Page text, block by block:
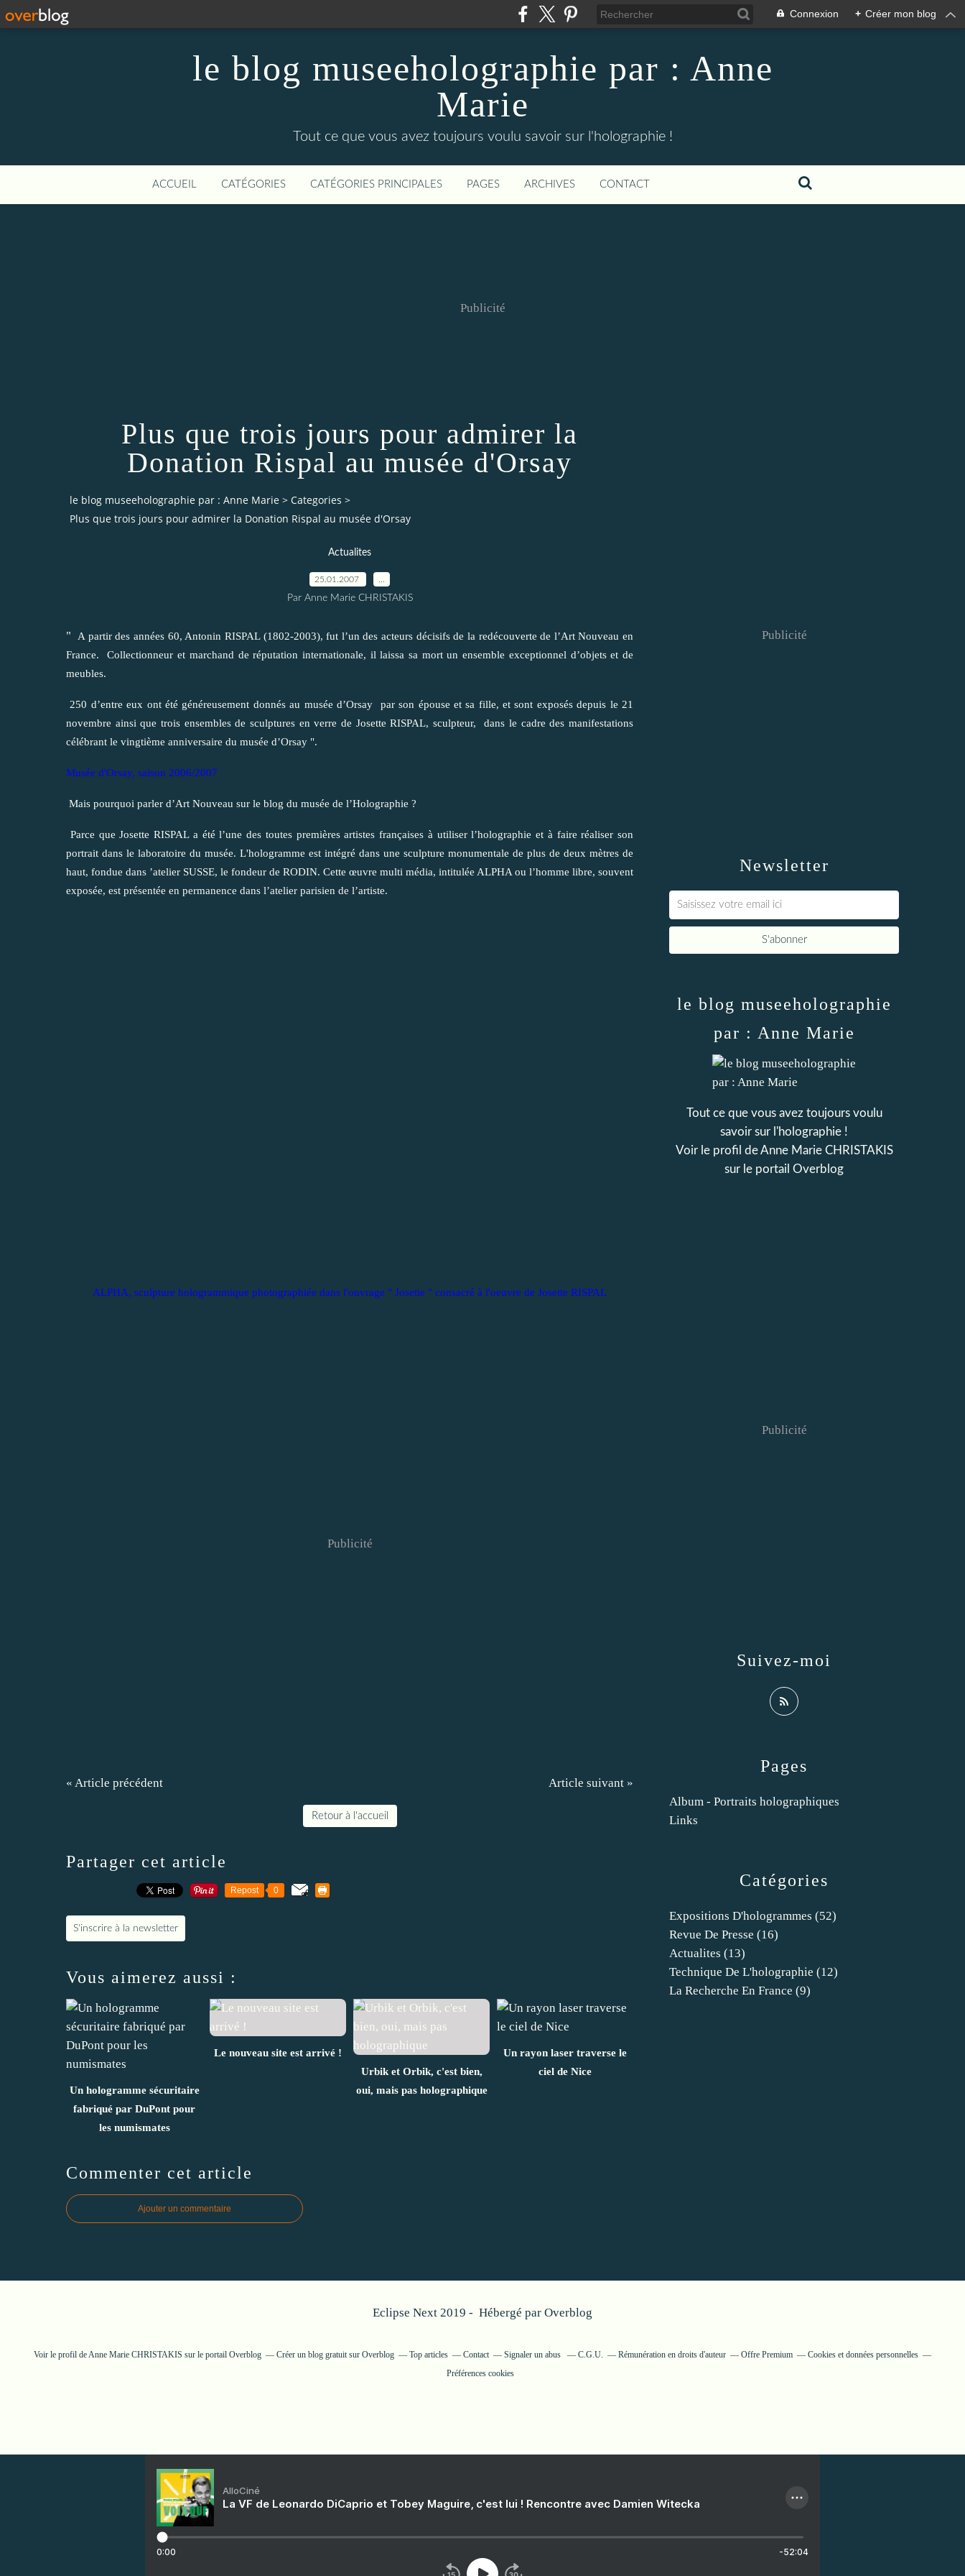
Connexion + Créer mon blog
le blog museeholographie par : Anne
Marie
Tout ce que vous avez toujours voulu savoir sur l'holographie !
ACCUEIL CATÉGORIES CATÉGORIES PRINCIPALES PAGES ARCHIVES CONTACT
Publicité
Plus que trois jours pour admirer la
Donation Rispal au musée d'Orsay
le blog museeholographie par : Anne Marie > Categories >
Plus que trois jours pour admirer la Donation Rispal au musée d'Orsay
Actualites
25.01.2007
Par Anne Marie CHRISTAKIS
"
A partir des années 60, Antonin RISPAL (1802-2003), fut l’un des acteurs décisifs de la redécouverte de l’Art Nouveau en
France.
Collectionneur et marchand de réputation internationale, il laissa sa mort un ensemble exceptionnel d’objets et de
meubles.
250 d’entre eux ont été généreusement donnés au musée d’Orsay
par son épouse et sa fille, et sont exposés depuis le 21
novembre ainsi que trois ensembles de sculptures en verre de Josette RISPAL, sculpteur, dans le cadre des manifestations
célébrant le vingtième anniversaire du musée d’Orsay ".
Musée d'Orsay, saison 2006/2007
Mais pourquoi parler d’Art Nouveau sur le blog du musée de l’Holographie ?
Parce que Josette RISPAL a été l’une des toutes premières artistes françaises à utiliser l’holographie et à faire réaliser son
portrait dans le laboratoire du musée. L'hologramme est intégré dans une sculpture monumentale de plus de deux mètres de
haut, fondue dans ’atelier SUSSE, le fondeur de RODIN. Cette œuvre multi média, intitulée ALPHA ou l’homme libre, souvent
exposée, est présentée en permanence dans l’atelier parisien de l’artiste.
ALPHA, sculpture hologrammique photographiée dans l'ouvrage " Josette " consacré à l'oeuvre de Josette RISPAL
Publicité
« Article précédent Article suivant »
Retour à l'accueil
Partager cet article
Repost 0
S'inscrire à la newsletter
Vous aimerez aussi :
Un hologramme sécuritaire
fabriqué par DuPont pour
les numismates
Le nouveau site est arrivé !
Urbik et Orbik, c'est bien,
oui, mais pas holographique
Un rayon laser traverse le
ciel de Nice
Commenter cet article
Ajouter un commentaire
Newsletter
Publicité
Catégories
Expositions D'hologrammes (52)
Revue De Presse (16)
Actualites (13)
Technique De L'holographie (12)
La Recherche En France (9)
Pages
Album - Portraits holographiques
Links
le blog museeholographie
par : Anne Marie
Tout ce que vous avez toujours voulu
savoir sur l'holographie !
Voir le profil deAnne Marie CHRISTAKIS
sur le portail Overblog
Suivez-moi
Publicité
Eclipse Next 2019 - Hébergé par Overblog
Voir le profil de Anne Marie CHRISTAKIS sur le portail Overblog Créer un blog gratuit sur Overblog Top articles Contact Signaler un abus C.G.U. Rémunération en droits d'auteur Offre Premium
Cookies et données personnelles
Préférences cookies
AlloCiné
La VF de Leonardo DiCaprio et Tobey Maguire, c'est lui ! Rencontre avec Damien Witecka
0:00 -52:04